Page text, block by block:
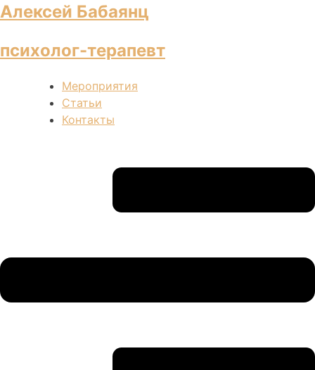
Алексей Бабаянц
психолог-терапевт
Мероприятия
Статьи
Контакты